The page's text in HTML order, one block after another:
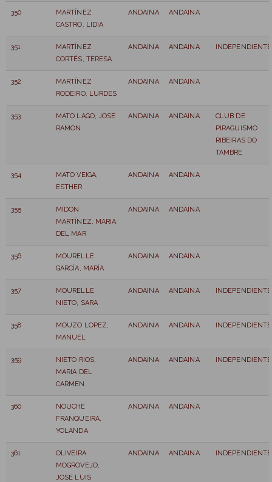
350
MARTÍNEZ
CASTRO, LIDIA
ANDAINA ANDAINA
351
MARTÍNEZ
CORTÉS, TERESA
ANDAINA ANDAINA INDEPENDIENTE
352
MARTÍNEZ
RODEIRO, LURDES
ANDAINA ANDAINA
353
MATO LAGO, JOSE
RAMON
ANDAINA ANDAINA
CLUB DE
PIRAGUISMO
RIBEIRAS DO
TAMBRE
354
MATO VEIGA,
ESTHER
ANDAINA ANDAINA
355
MIDON
MARTÍNEZ, MARIA
DEL MAR
ANDAINA ANDAINA
356
MOURELLE
GARCÍA, MARÍA
ANDAINA ANDAINA
357
MOURELLE
NIETO, SARA
ANDAINA ANDAINA INDEPENDIENTE
358
MOUZO LOPEZ,
MANUEL
ANDAINA ANDAINA INDEPENDIENTE
359
NIETO RIOS,
MARIA DEL
CARMEN
ANDAINA ANDAINA INDEPENDIENTE
360
NOUCHE
FRANQUEIRA,
YOLANDA
ANDAINA ANDAINA
361
OLIVEIRA
MOGROVEJO,
JOSE LUIS
ANDAINA ANDAINA INDEPENDIENTE